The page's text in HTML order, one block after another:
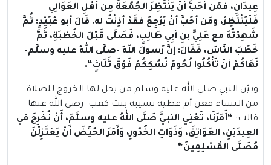
عِيدَانِ، فمَن أحَبَّ أنْ يَنْتَظِرَ الجُمُعَةَ مِن أهْلِ العَوَالِي
فَلْيَنْتَظِرْ، ومَن أحَبَّ أنْ يَرْجِعَ فقَدْ أذِنْتُ له. قَالَ أبو عُبَيْدٍ: ثُمَّ
شَهِدْتُهُ مع عَلِيِّ بنِ أبِي طَالِبٍ، فَصَلَّى قَبْلَ الخُطْبَةِ، ثُمَّ
خَطَبَ النَّاسَ، فَقَالَ: إنَّ رَسولَ اللهِ -صلَّى اللهُ عليه وسلَّم-
نَهَاكُمْ أنْ تَأْكُلُوا لُحُومَ نُسُكِكُمْ فَوْقَ ثَلَاثٍ“.
وبيّن النبي صلي الله عليه وسلم من يحل لها الخروج للصلاة
من النساء فعن أم عطية نسيبة بنت كعب -رضي الله عنها-
قالت: “أَمَرَنَا، تَعْنِي النبيَّ صَلَّى اللهُ عليه وسلَّمَ، أَنْ نُخْرِجَ في
العِيدَيْنِ، العَوَاتِقَ، وَذَوَاتِ الخُدُورِ، وَأَمَرَ الحُيَّضَ أَنْ يَعْتَزِلْنَ
مُصَلَّى المُسْلِمِينَ“